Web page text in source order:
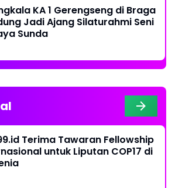
KA 1 Gerengseng di Braga
Jadi Ajang Silaturahmi Seni
Sunda
Terima Tawaran Fellowship
untuk Liputan COP17 di